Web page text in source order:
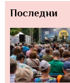
Последни